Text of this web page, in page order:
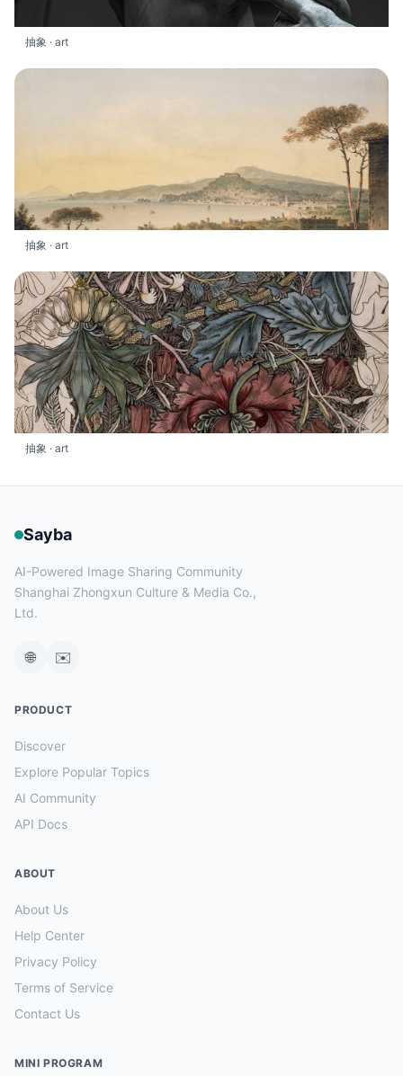
抽象 · art
抽象 · art
抽象 · art
Sayba
AI-Powered Image Sharing Community
Shanghai Zhongxun Culture & Media Co.,
Ltd.
🌐 ✉️
PRODUCT
Discover
Explore Popular Topics
AI Community
API Docs
ABOUT
About Us
Help Center
Privacy Policy
Terms of Service
Contact Us
MINI PROGRAM